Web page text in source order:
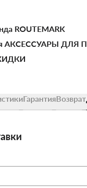
ROUTEMARK
АКСЕССУАРЫ ДЛЯ
ГарантияВозврат